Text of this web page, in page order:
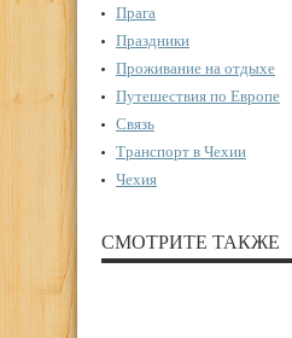
Прага
Праздники
Проживание на отдыхе
Путешествия по Европе
Связь
Транспорт в Чехии
Чехия
СМОТРИТЕ ТАКЖЕ